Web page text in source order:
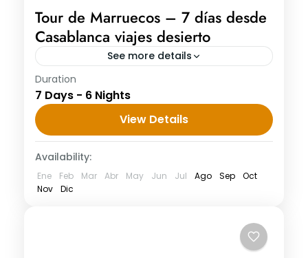
Tour de Marruecos – 7 días desde
Casablanca viajes desierto
See more details
Tour de Marruecos - 7 días desde
Casablanca viajes desierto Día 1:
Casablanca - Rabat Llegará al
aeropuerto de Casablanca, donde nos
reuniremos con usted...
Duration
7 Days - 6 Nights
View Details
Availability:
Ene Feb Mar Abr May Jun Jul Ago Sep
Oct
Nov
Dic